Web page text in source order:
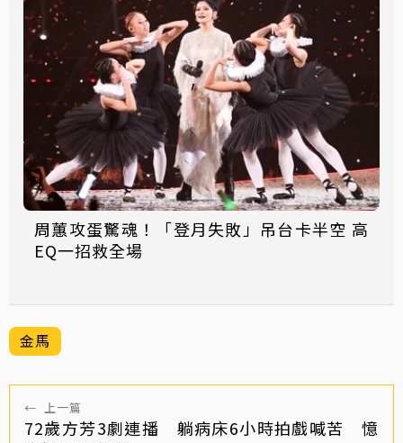
周蕙攻蛋驚魂！「登月失敗」吊台卡半空 高
EQ一招救全場
金馬
← 上一篇
72歲方芳3劇連播 躺病床6小時拍戲喊苦 憶